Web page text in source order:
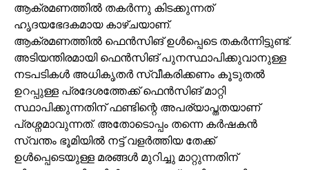
ആക്രമണത്തിൽ തകർന്നു കിടക്കുന്നത്
ഹൃദയഭേദകമായ കാഴ്ചയാണ്.
ആക്രമണത്തിൽ ഫെൻസിങ് ഉൾപ്പെടെ തകർന്നിട്ടുണ്ട്.
അടിയന്തിരമായി ഫെൻസിങ് പുനസ്ഥാപിക്കുവാനുള്ള
നടപടികൾ അധികൃതർ സ്വീകരിക്കണം കൂടുതൽ
ഉറപ്പുള്ള പ്രദേശത്തേക്ക് ഫെൻസിങ് മാറ്റി
സ്ഥാപിക്കുന്നതിന് ഫണ്ടിന്റെ അപര്യാപ്തതയാണ്
പ്രശ്നമാവുന്നത്. അതോടൊപ്പം തന്നെ കർഷകൻ
സ്വന്തം ഭൂമിയിൽ നട്ട് വളർത്തിയ തേക്ക്
ഉൾപ്പെടെയുള്ള മരങ്ങൾ മുറിച്ചു മാറ്റുന്നതിന്